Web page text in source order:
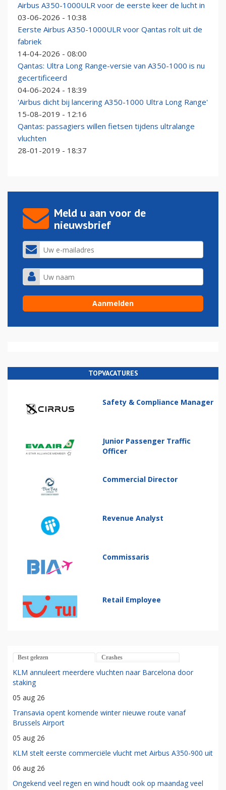
Airbus A350-1000ULR voor de eerste keer de lucht in
03-06-2026 - 10:38
Eerste Airbus A350-1000ULR voor Qantas rolt uit de
fabriek
14-04-2026 - 08:00
Qantas: Ultra Long Range-versie van A350-1000 is nu
gecertificeerd
04-06-2024 - 18:39
'Airbus dicht bij lancering A350-1000 Ultra Long Range'
15-08-2019 - 12:16
Qantas: passagiers willen fietsen tijdens ultralange
vluchten
28-01-2019 - 18:37
Meld u aan voor de
nieuwsbrief
TOPVACATURES
Safety & Compliance Manager
Junior Passenger Traffic
Officer
Commercial Director
Revenue Analyst
Commissaris
Retail Employee
Best gelezen Crashes
KLM annuleert meerdere vluchten naar Barcelona door
staking
05 aug 26
Transavia opent komende winter nieuwe route vanaf
Brussels Airport
05 aug 26
KLM stelt eerste commerciële vlucht met Airbus A350-900 uit
06 aug 26
Ongekend veel regen en wind houdt ook op maandag veel